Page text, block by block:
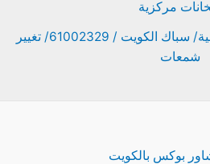
مركزية
رقم سباك بالكويت السالمية/ سباك الكويت / 61002329/ تغيير
شمعات
بوكس بالكويت